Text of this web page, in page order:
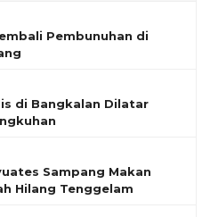
Pembunuhan di
di Bangkalan Dilatar
Sampang Makan
Hilang Tenggelam